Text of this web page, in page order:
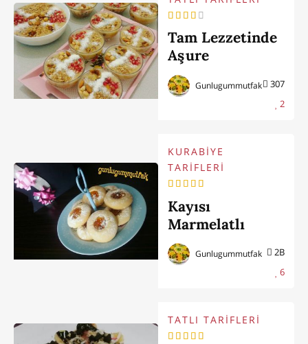
Tam Lezzetinde
Aşure
307
2
Gunlugummutfak
KURABİYE
TARİFLERİ
Kayısı
Marmelatlı
Kurabiye
2B
6
Gunlugummutfak
TATLI TARİFLERİ